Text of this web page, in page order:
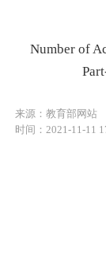
Number of
来源：教育部网站
时间：2021-11-11